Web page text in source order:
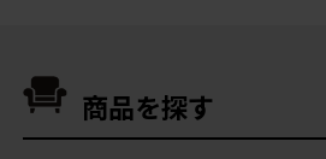
商品を探す